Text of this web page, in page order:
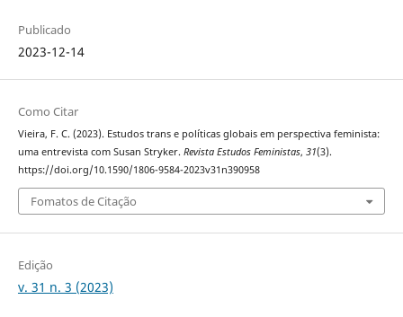
Publicado
2023-12-14
Como Citar
Vieira, F. C. (2023). Estudos trans e políticas globais em perspectiva feminista:
uma entrevista com Susan Stryker. Revista Estudos Feministas, 31(3).
https://doi.org/10.1590/1806-9584-2023v31n390958
Fomatos de Citação
Edição
v. 31 n. 3 (2023)